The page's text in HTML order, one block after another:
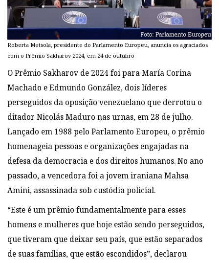
Roberta Metsola, presidente do Parlamento Europeu, anuncia os agraciados
com o Prêmio Sakharov 2024, em 24 de outubro
O Prêmio Sakharov de 2024 foi para María Corina
Machado e Edmundo González, dois líderes
perseguidos da oposição venezuelano que derrotou o
ditador Nicolás Maduro nas urnas, em 28 de julho.
Lançado em 1988 pelo Parlamento Europeu, o prêmio
homenageia pessoas e organizações engajadas na
defesa da democracia e dos direitos humanos. No ano
passado, a vencedora foi a jovem iraniana Mahsa
Amini, assassinada sob custódia policial.
“Este é um prêmio fundamentalmente para esses
homens e mulheres que hoje estão sendo perseguidos,
que tiveram que deixar seu país, que estão separados
de suas famílias, que estão escondidos”, declarou